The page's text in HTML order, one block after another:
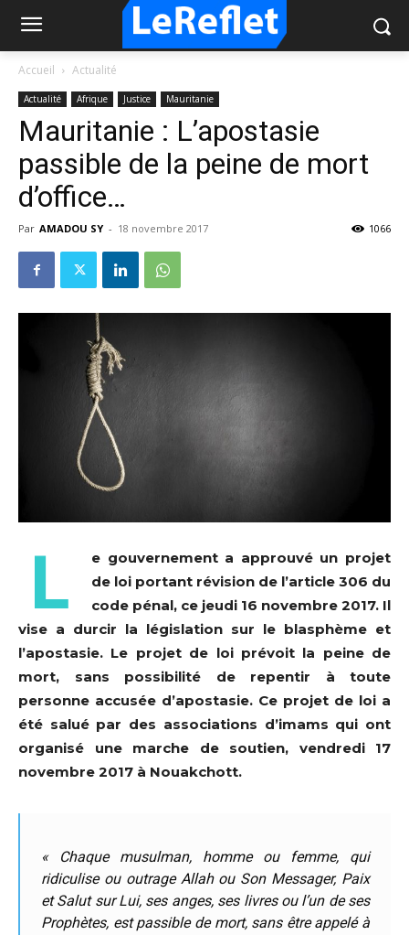
Accueil Actualité
Actualité Afrique Justice Mauritanie
Mauritanie : L’apostasie
passible de la peine de mort
d’office…
Par AMADOU SY - 18 novembre 2017 1066
L
e gouvernement a approuvé un projet
de loi portant révision de l’article 306 du
code pénal, ce jeudi 16 novembre 2017. Il
vise a durcir la législation sur le blasphème et
l’apostasie. Le projet de loi prévoit la peine de
mort, sans possibilité de repentir à toute
personne accusée d’apostasie. Ce projet de loi a
été salué par des associations d’imams qui ont
organisé une marche de soutien, vendredi 17
novembre 2017 à Nouakchott.
« Chaque musulman, homme ou femme, qui
ridiculise ou outrage Allah ou Son Messager, Paix
et Salut sur Lui, ses anges, ses livres ou l’un de ses
Prophètes, est passible de mort, sans être appelé à